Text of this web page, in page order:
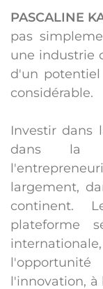
PASCALINE
pas
une industrie
d'un
considérable.
Investir dans
dans la
largement,
continent.
plateforme
l'innovation,